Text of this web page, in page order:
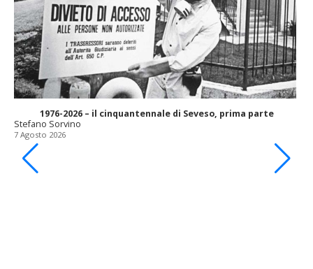
1976-2026 – il cinquantennale di Seveso, prima parte
Stefano Sorvino
7 Agosto 2026